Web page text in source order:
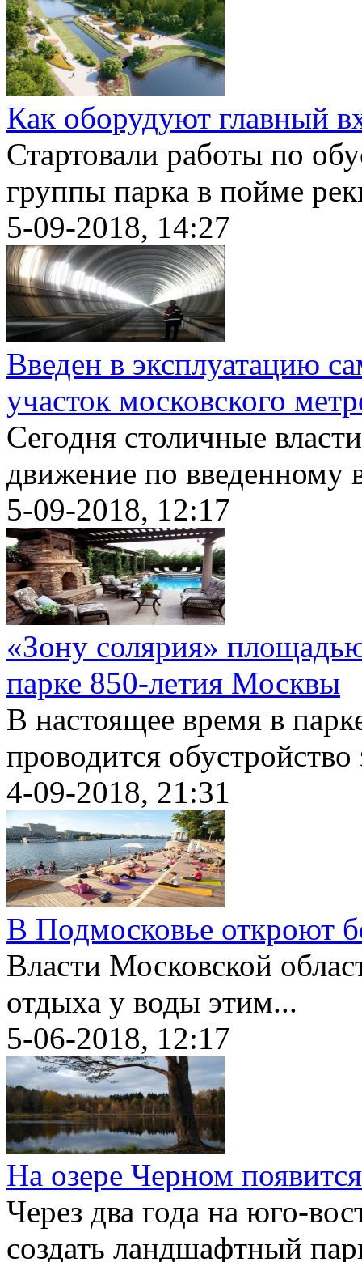
Как оборудуют главный
Стартовали работы по
группы парка в пойме
5-09-2018, 14:27
Введен в эксплуатацию
участок московского
Сегодня столичные
движение по введенному
5-09-2018, 12:17
«Зону солярия»
парке 850-летия Москвы
В настоящее время в
проводится
4-09-2018, 21:31
В Подмосковье откроют
Власти Московской
отдыха у воды этим...
5-06-2018, 12:17
На озере Черном
Через два года на юго-
создать ландшафтный